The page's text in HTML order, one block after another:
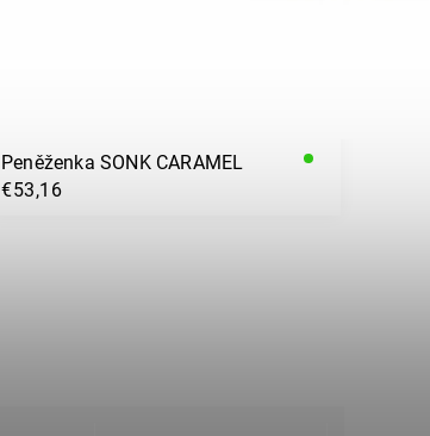
Peněženka SONK CARAMEL
€53,16